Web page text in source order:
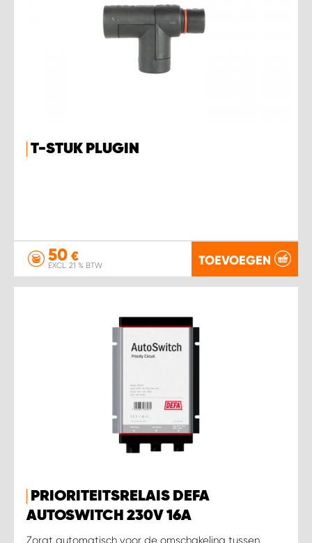
T-STUK PLUGIN
50 €
EXCL. 21 % BTW TOEVOEGEN
PRIORITEITSRELAIS DEFA
AUTOSWITCH 230V 16A
Zorgt automatisch voor de omschakeling tussen